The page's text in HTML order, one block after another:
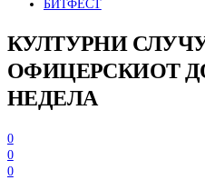
БИТФЕСТ
КУЛТУРНИ
ОФИЦЕРСКИОТ
НЕДЕЛА
0
0
0